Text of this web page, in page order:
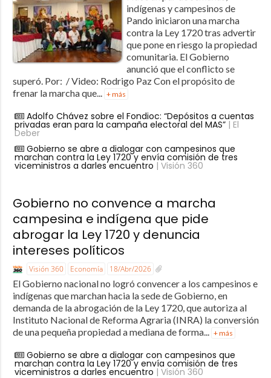
indígenas y campesinos de
Pando iniciaron una marcha
contra la Ley 1720 tras advertir
que pone en riesgo la propiedad
comunitaria. El Gobierno
anunció que el conflicto se
superó. Por: / Video: Rodrigo Paz Con el propósito de
frenar la marcha que... + más
Adolfo Chávez sobre el Fondioc: “Depósitos a cuentas
privadas eran para la campaña electoral del MAS”| El
Deber
Gobierno se abre a dialogar con campesinos que
marchan contra la Ley 1720 y envía comisión de tres
viceministros a darles encuentro | Visión 360
Gobierno no convence a marcha
campesina e indígena que pide
abrogar la Ley 1720 y denuncia
intereses políticos
Visión 360 Economía 18/Abr/2026
El Gobierno nacional no logró convencer a los campesinos e
indígenas que marchan hacia la sede de Gobierno, en
demanda de la abrogación de la Ley 1720, que autoriza al
Instituto Nacional de Reforma Agraria (INRA) la conversión
de una pequeña propiedad a mediana de forma...
+ más
Gobierno se abre a dialogar con campesinos que
marchan contra la Ley 1720 y envía comisión de tres
viceministros a darles encuentro | Visión 360